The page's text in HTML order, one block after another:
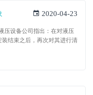
2020-04-23
压设备公司指出：在对液压
结束之后，再次对其进行清